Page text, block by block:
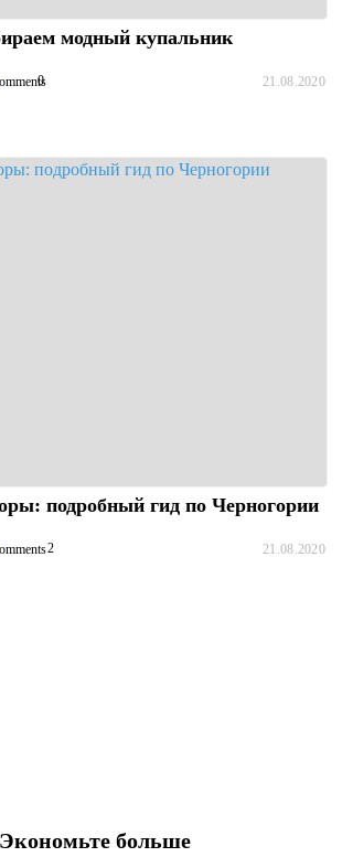
модный купальник
0 21.08.2020
подробный гид по Черногории
2 21.08.2020
Экономьте больше